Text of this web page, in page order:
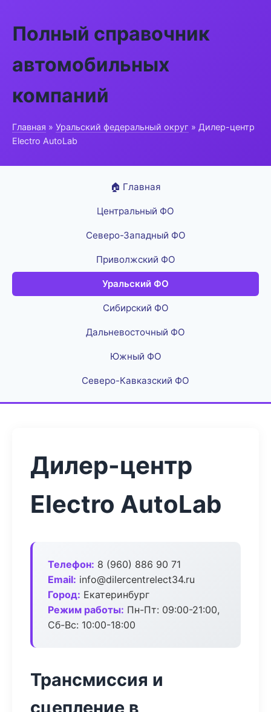
Полный справочник
автомобильных
компаний
Главная » Уральский федеральный округ » Дилер-центр
Electro AutoLab
🏠 Главная
Центральный ФО
Северо-Западный ФО
Приволжский ФО
Уральский ФО
Сибирский ФО
Дальневосточный ФО
Южный ФО
Северо-Кавказский ФО
Дилер-центр
Electro AutoLab
Телефон: 8 (960) 886 90 71
Email: info@dilercentrelect34.ru
Город: Екатеринбург
Режим работы: Пн-Пт: 09:00-21:00,
Сб-Вс: 10:00-18:00
Трансмиссия и
сцепление в